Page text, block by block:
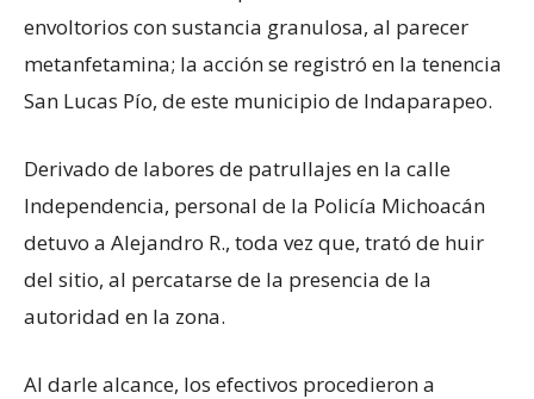
envoltorios con sustancia granulosa, al parecer
metanfetamina; la acción se registró en la tenencia
San Lucas Pío, de este municipio de Indaparapeo.
Derivado de labores de patrullajes en la calle
Independencia, personal de la Policía Michoacán
detuvo a Alejandro R., toda vez que, trató de huir
del sitio, al percatarse de la presencia de la
autoridad en la zona.
Al darle alcance, los efectivos procedieron a